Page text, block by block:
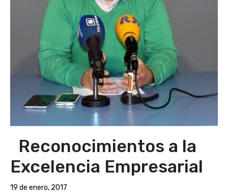
Reconocimientos a la
Excelencia Empresarial
19 de enero, 2017